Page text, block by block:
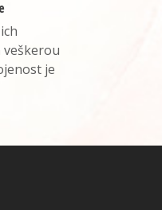
veškerou
je